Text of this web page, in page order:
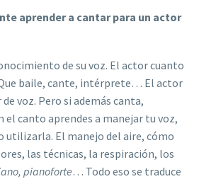
aprender a cantar para un actor
de su voz. El actor cuanto
baile, cante, intérprete… El actor
voz. Pero si además canta,
el canto aprendes a manejar tu voz,
utilizarla. El manejo del aire, cómo
las técnicas, la respiración, los
pianoforte… Todo eso se traduce